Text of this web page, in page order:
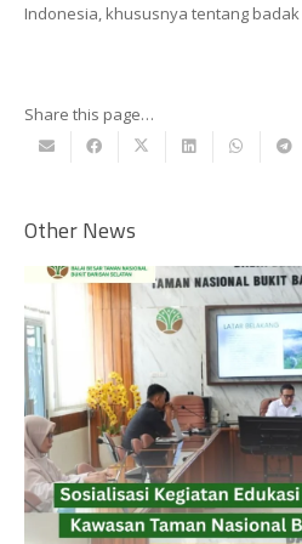
Indonesia, khususnya tentang
Share this page…
Other News